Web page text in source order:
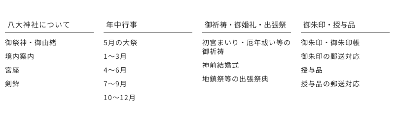
八大神社について
御祭神・御由緒
境内案内
宮座
剣鉾
年中行事
5月の大祭
1〜3月
4〜6月
7〜9月
10〜12月
御祈祷・御婚礼・出張祭
初宮まいり・厄年祓い等の
御祈祷
神前結婚式
地鎮祭等の出張祭典
御朱印・授与品
御朱印・御朱印帳
御朱印の郵送対応
授与品
授与品の郵送対応